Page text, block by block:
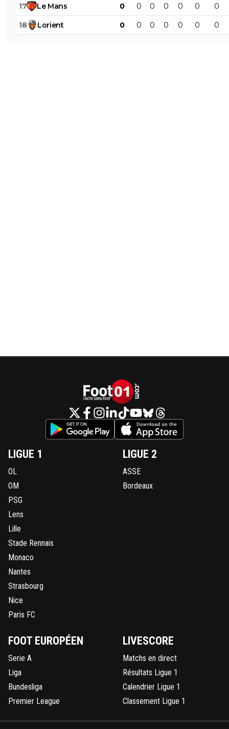
0 +
nicooo-lacazmonb-bew 23 novembre 2018 à 9:51
17 Le Mans 0 0 0 0 0 0 0
18 Lorient 0 0 0 0 0 0 0
LIGUE 1
OL
OM
PSG
Lens
Lille
Stade Rennais
Monaco
Nantes
Strasbourg
Nice
Paris FC
LIGUE 2
ASSE
Bordeaux
FOOT EUROPÉEN
Serie A
Liga
Bundesliga
Premier League
LIVESCORE
Matchs en direct
Résultats Ligue 1
Calendrier Ligue 1
Classement Ligue 1